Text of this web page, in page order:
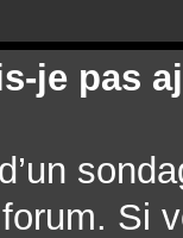
je pas
forum. Si